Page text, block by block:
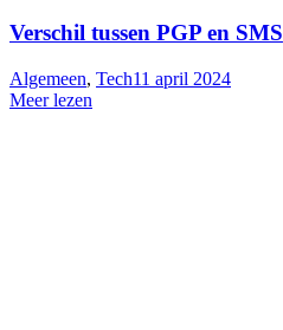
Verschil tussen PGP en SMS
Algemeen, Tech11 april 2024
Meer lezen